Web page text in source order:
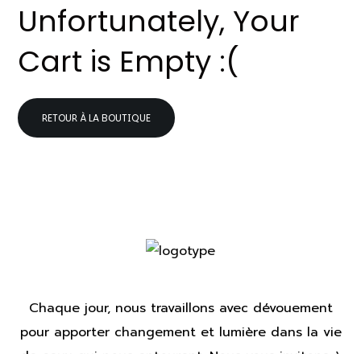
Unfortunately, Your
Cart is Empty :(
RETOUR À LA BOUTIQUE
Chaque jour, nous travaillons avec dévouement
pour apporter changement et lumière dans la vie